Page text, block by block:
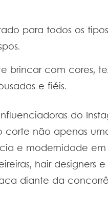
para todos os
brincar com cores,
e fiéis.
do
não apenas
e modernidade em
hair designers
diante da